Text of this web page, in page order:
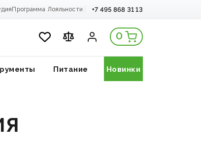
Программа Лояльности +7 495 868 31 13
0
Питание Новинки